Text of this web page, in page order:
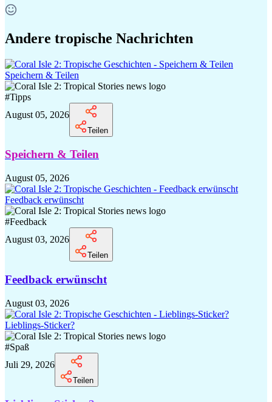
Andere tropische Nachrichten
Speichern & Teilen
#Tipps
August 05, 2026
Teilen
Speichern & Teilen
August 05, 2026
Feedback erwünscht
#Feedback
August 03, 2026
Teilen
Feedback erwünscht
August 03, 2026
Lieblings-Sticker?
#Spaß
Juli 29, 2026
Teilen